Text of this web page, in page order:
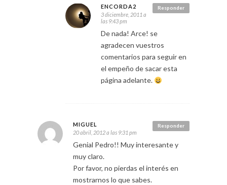
Responder
ENCORDA2
3 diciembre, 2011 a
las 9:43 pm
De nada! Arce! se
agradecen vuestros
comentarios para seguir en
el empeño de sacar esta
página adelante.
Responder
MIGUEL
20 abril, 2012 a las 9:31 pm
Genial Pedro!! Muy interesante y
muy claro.
Por favor, no pierdas el interés en
mostrarnos lo que sabes.